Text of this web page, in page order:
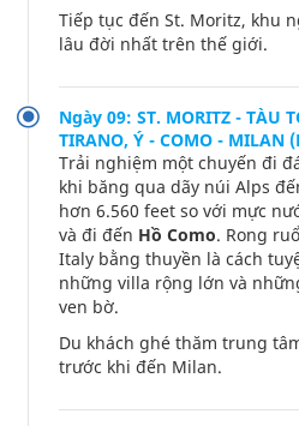
Tiếp tục đến St. Moritz, khu
lâu đời nhất trên thế giới.
Ngày 09: ST. MORITZ - TÀU
TIRANO, Ý - COMO - MILAN
Trải nghiệm một chuyến đi
khi băng qua dãy núi Alps
hơn 6.560 feet so với mực
và đi đến Hồ Como. Rong
Italy bằng thuyền là cách
những villa rộng lớn và
ven bờ.
Du khách ghé thăm trung
trước khi đến Milan.